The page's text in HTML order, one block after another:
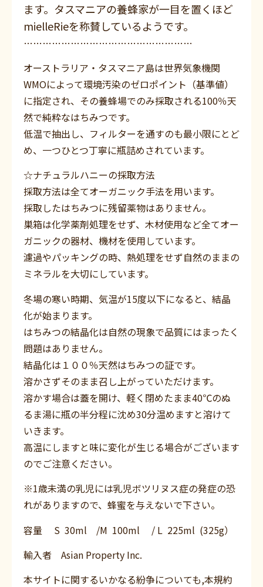
ます。タスマニアの養蜂家が一目を置くほど
mielleRieを称賛しているようです。
………………………………………………
オーストラリア・タスマニア島は世界気象機関
WMOによって環境汚染のゼロポイント（基準値）
に指定され、その養蜂場でのみ採取される100％天
然で純粋なはちみつです。
低温で抽出し、フィルターを通すのも最小限にとど
め、一つひとつ丁寧に瓶詰めされています。
☆ナチュラルハニーの採取方法
採取方法は全てオーガニック手法を用います。
採取したはちみつに残留薬物はありません。
巣箱は化学薬剤処理をせず、木材使用など全てオー
ガニックの器材、機材を使用しています。
濾過やパッキングの時、熱処理をせず自然のままの
ミネラルを大切にしています。
冬場の寒い時期、気温が15度以下になると、結晶
化が始まります。
はちみつの結晶化は自然の現象で品質にはまったく
問題はありません。
結晶化は１００％天然はちみつの証です。
溶かさずそのまま召し上がっていただけます。
溶かす場合は蓋を開け、軽く閉めたまま40℃のぬ
るま湯に瓶の半分程に沈め30分温めますと溶けて
いきます。
高温にしますと味に変化が生じる場合がございます
のでご注意ください。
※1歳未満の乳児には乳児ボツリヌス症の発症の恐
れがありますので、蜂蜜を与えないで下さい。
容量 S 30ml /M 100ml / L 225ml (325g）
輸入者 Asian Property Inc.
本サイトに関するいかなる紛争についても,本規約